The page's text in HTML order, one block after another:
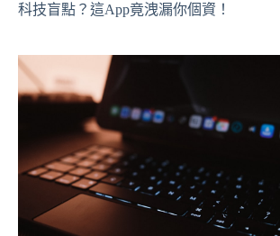
科技盲點？這App竟洩漏你個資！